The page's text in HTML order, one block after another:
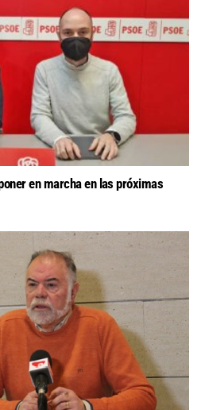
en marcha en las próximas